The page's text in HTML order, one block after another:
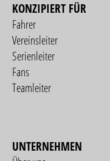
KONZIPIERT FÜR
Fahrer
Vereinsleiter
Serienleiter
Fans
Teamleiter
UNTERNEHMEN